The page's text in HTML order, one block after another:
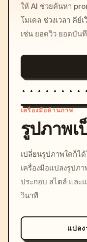
ให้ AI ช่วยค้นหา
โมเดล ช่วงเวลา คีย์
เช่น ยอดวิว ยอดบัน
เครื่องมือด้านภาพ
รูปภาพ
เปลี่ยนรูปภาพใดก็ไ
เครื่องมือแปลงรูปภ
ประกอบ สไตล์ และ
วินาที
แปล